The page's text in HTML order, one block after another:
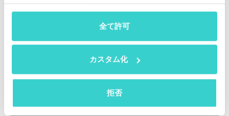
全て許可
カスタム化
拒否